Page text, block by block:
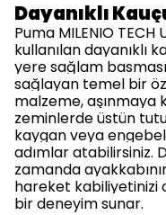
Dayanıklı
Puma MILENIO
kullanılan dayanıklı
yere sağlam
sağlayan temel bir
malzeme, aşınmaya
zeminlerde üstün
kaygan veya
adımlar atabilirsiniz.
zamanda
hareket kabiliyetinizi
bir deneyim sunar.